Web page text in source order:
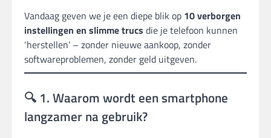
Vandaag geven we je een diepe blik op 10 verborgen
instellingen en slimme trucs die je telefoon kunnen
‘herstellen’ – zonder nieuwe aankoop, zonder
softwareproblemen, zonder geld uitgeven.
🔍 1. Waarom wordt een smartphone
langzamer na gebruik?